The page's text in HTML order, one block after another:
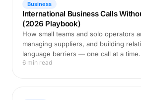
Business
International Business Calls
(2026 Playbook)
How small teams and solo operators
managing suppliers, and building
language barriers — one call at a time.
6 min read